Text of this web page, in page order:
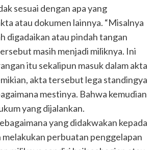
sesuai dengan apa yang
atau dokumen lainnya. “Misalnya
digadaikan atau pindah tangan
masih menjadi miliknya. Ini
itu sekalipun masuk dalam akta
akta tersebut lega standingya
mestinya. Bahwa kemudian
yang dijalankan.
yang didakwakan kepada
perbuatan penggelapan